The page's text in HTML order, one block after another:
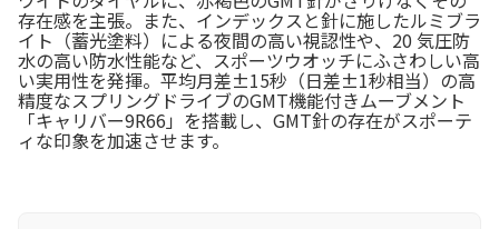
存在感を主張。また、インデックスと針に施したルミブラ
イト（蓄光塗料）による夜間の高い視認性や、20 気圧防
水の高い防水性能など、スポーツウオッチにふさわしい高
い実用性を発揮。平均月差±15秒（日差±1秒相当）の高
精度なスプリングドライブのGMT機能付きムーブメント
「キャリバー9R66」を搭載し、GMT針の存在がスポーテ
ィな印象を加速させます。